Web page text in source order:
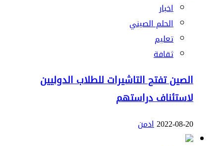
اخبار
الحلم الصيني
تعليم
ثقافة
الصين تفتح التاشيرات للطلاب الدوليين
لاستئناف دراستهم
2022-08-20ادمن